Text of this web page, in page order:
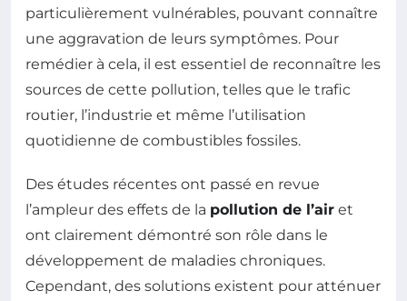
particulièrement vulnérables, pouvant connaître
une aggravation de leurs symptômes. Pour
remédier à cela, il est essentiel de reconnaître les
sources de cette pollution, telles que le trafic
routier, l’industrie et même l’utilisation
quotidienne de combustibles fossiles.
Des études récentes ont passé en revue
l’ampleur des effets de la pollution de l’air et
ont clairement démontré son rôle dans le
développement de maladies chroniques.
Cependant, des solutions existent pour atténuer